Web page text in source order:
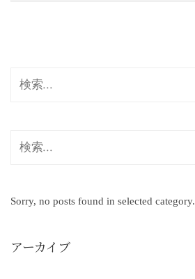
Sorry, no posts found in selected category.
アーカイブ